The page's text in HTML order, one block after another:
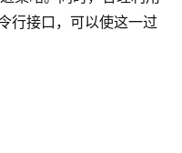
行接口，可以使这一过